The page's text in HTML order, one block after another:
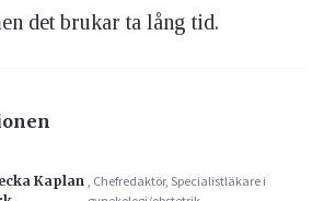
det brukar ta lång tid.
Kaplan , Chefredaktör, Specialistläkare i